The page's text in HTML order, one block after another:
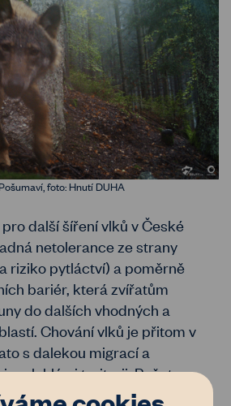
foto: Hnutí DUHA
další šíření vlků v České
netolerance ze strany
riziko pytláctví) a poměrně
bariér, která zvířatům
do dalších vhodných a
Chování vlků je přitom v
s dalekou migrací a
rozlehlými teritorii. Počet
letech a